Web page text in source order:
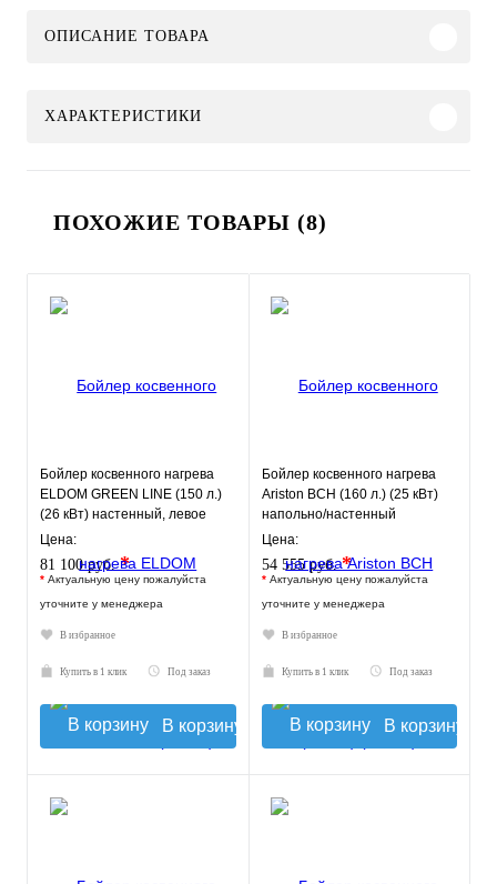
ОПИСАНИЕ ТОВАРА
ХАРАКТЕРИСТИКИ
ПОХОЖИЕ ТОВАРЫ (8)
Бойлер косвенного нагрева
ELDOM GREEN LINE (150 л.)
(26 кВт) настенный, левое
подключе
Цена:
81 100 руб.*
* Актуальную цену пожалуйста
уточните у менеджера
В избранное
Купить в 1 клик Под заказ
В корзину
Бойлер косвенного нагрева
Ariston BCH (160 л.) (25 кВт)
напольно/настенный
Цена:
54 555 руб.*
* Актуальную цену пожалуйста
уточните у менеджера
В избранное
Купить в 1 клик Под заказ
В корзину